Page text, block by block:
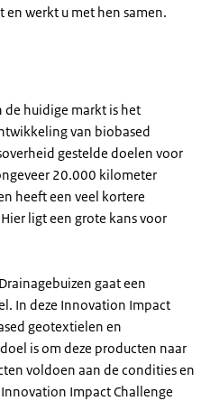
werkt u met hen samen.
huidige markt is het
van biobased
gestelde doelen voor
20.000 kilometer
heeft een veel kortere
ligt een grote kans voor
gaat een
In deze Innovation Impact
geotextielen en
is om deze producten naar
voldoen aan de condities en
Impact Challenge